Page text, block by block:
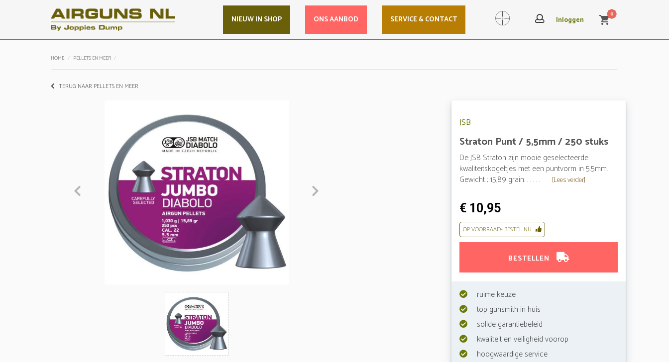
Inloggen shopping_cart0
Search
NIEUW IN SHOP ONS AANBOD SERVICE & CONTACT
HOME PELLETS EN MEER
TERUG NAAR PELLETS EN MEER
JSB
Straton Punt / 5,5mm / 250 stuks
De JSB Straton zijn mooie geselecteerde
kwaliteitskogeltjes met een puntvorm in 5.5mm.
Gewicht ; 15,89 grain. . . . . .
[Lees verder]
€ 10,95
OP VOORRAAD- BESTEL NU
BESTELLEN
ruime keuze
top gunsmith in huis
solide garantiebeleid
kwaliteit en veiligheid voorop
hoogwaardige service